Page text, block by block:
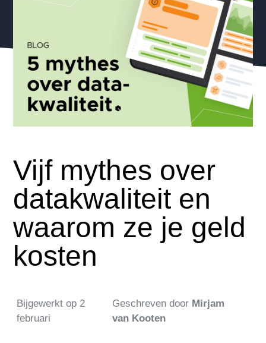
Vijf mythes over
datakwaliteit en
waarom ze je geld
kosten
Bijgewerkt op 2
februari
Geschreven door Mirjam
van Kooten